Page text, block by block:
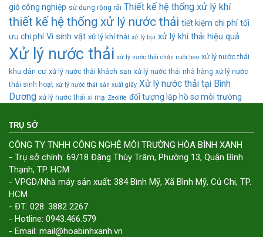
gió công nghiệp sử dụng rộng rãi Thiết kế hệ thống xử lý khí
thiết kế hệ thống xử lý nước thải tiết kiệm chi phí tối
ưu chi phí Vi sinh vật xử lý khí thải xử lý bụi xử lý khí thải hiệu quả
Xử lý nước thải xử lý nước thải chăn nuôi heo xử lý nước thải
khu dân cư xử lý nước thải khách sạn xử lý nước thải nhà hàng xử lý nước
thải sinh hoạt xử lý nước thải sản xuất giấy Xử lý nước thải tại Bình
Dương xử lý nước thải xi mạ Zeolite đối tượng lập hồ sơ môi trường
TRỤ SỞ
CÔNG TY TNHH CÔNG NGHỆ MÔI TRƯỜNG HÒA BÌNH XANH
- Trụ sở chính: 69/18 Đặng Thùy Trâm, Phường 13, Quận Bình
Thạnh, TP. HCM
- VPGD/Nhà máy sản xuất: 384 Bình Mỹ, Xã Bình Mỹ, Củ Chi, TP.
HCM
- ĐT: 028. 3882 2267
- Hotline: 0943.466.579
- Email: mail@hoabinhxanh.vn